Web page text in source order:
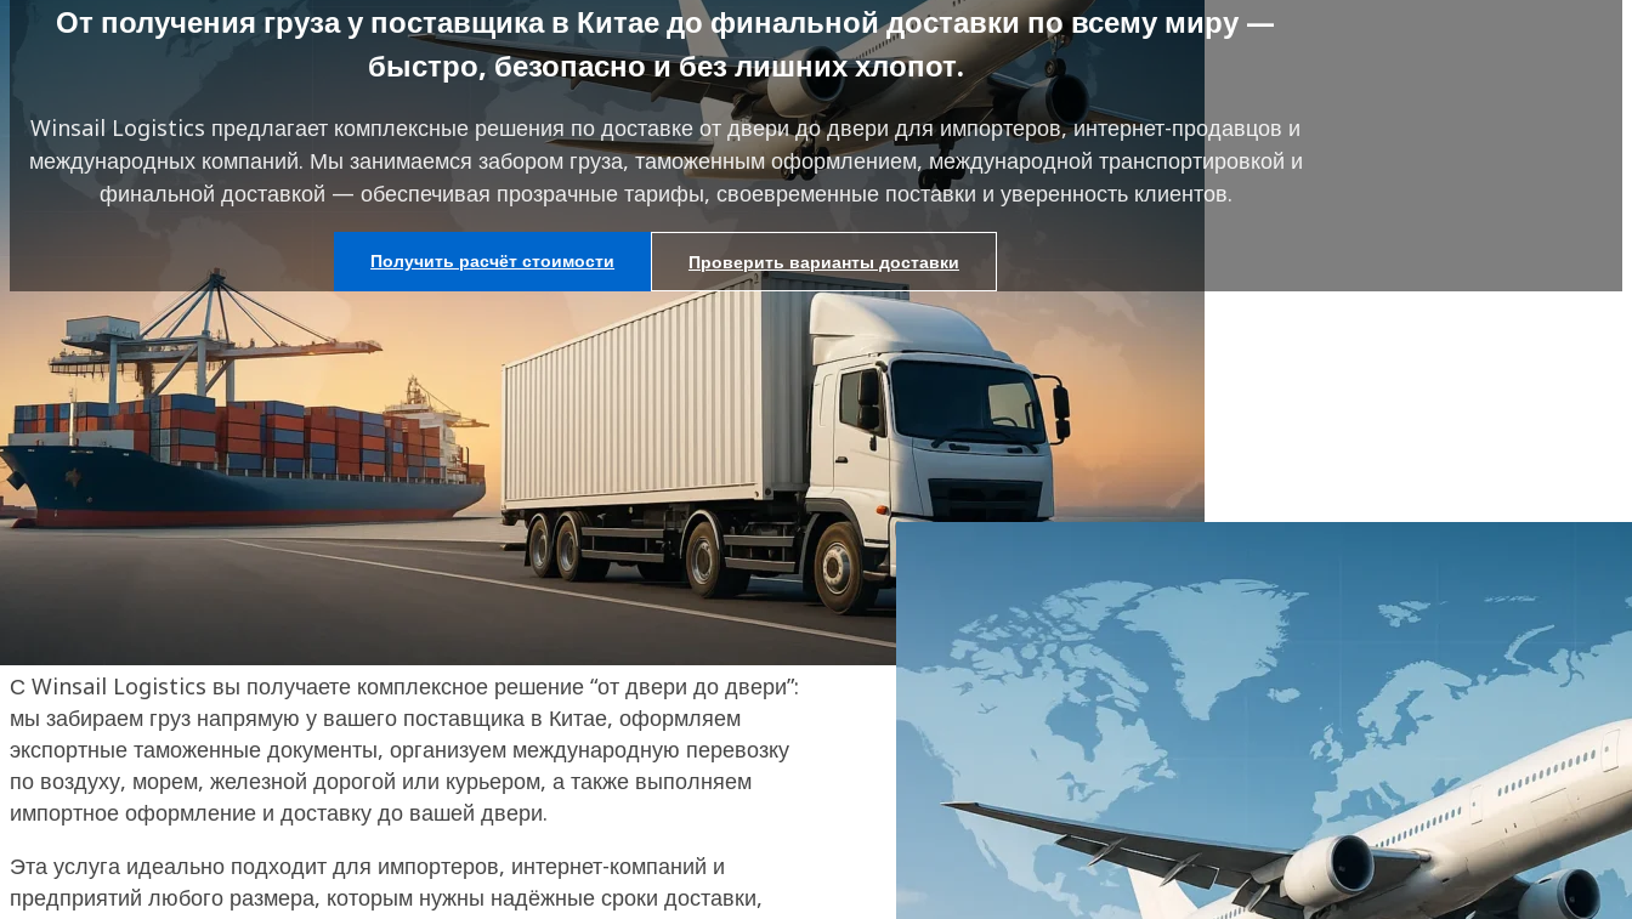
От получения груза у поставщика в Китае до финальной доставки по всему миру —
быстро, безопасно и без лишних хлопот.
Winsail Logistics предлагает комплексные решения по доставке от двери до двери для импортеров, интернет-продавцов и
международных компаний. Мы занимаемся забором груза, таможенным оформлением, международной транспортировкой и
финальной доставкой — обеспечивая прозрачные тарифы, своевременные поставки и уверенность клиентов.
Получить расчёт стоимости Проверить варианты доставки
Введение
Международные грузоперевозки могут быть сложными — от организации
забора груза и бронирования перевозки до оформления таможенных
документов и финальной доставки. Услуга Door-to-Door Shipping from
С Winsail Logistics вы получаете комплексное решение “от двери до двери”:
мы забираем груз напрямую у вашего поставщика в Китае, оформляем
экспортные таможенные документы, организуем международную перевозку
по воздуху, морем, железной дорогой или курьером, а также выполняем
импортное оформление и доставку до вашей двери.
Эта услуга идеально подходит для импортеров, интернет-компаний и
предприятий любого размера, которым нужны надёжные сроки доставки,